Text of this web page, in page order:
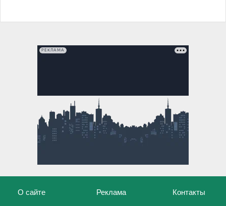
РЕКЛАМА
О сайте Реклама Контакты